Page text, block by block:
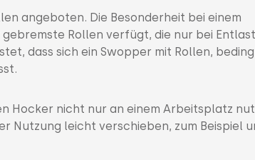
angeboten. Die Besonderheit bei einem
Rollen verfügt, die nur bei
dass sich ein Swopper mit Rollen,
Hocker nicht nur an einem Arbeitsplatz
Nutzung leicht verschieben, zum Beispiel